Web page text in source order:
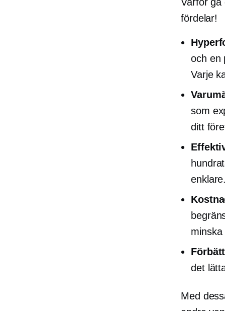
fördelar!
och en
Varje
som
ditt
det
Med